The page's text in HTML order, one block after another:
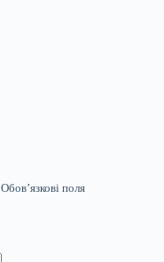
Обов’язкові поля